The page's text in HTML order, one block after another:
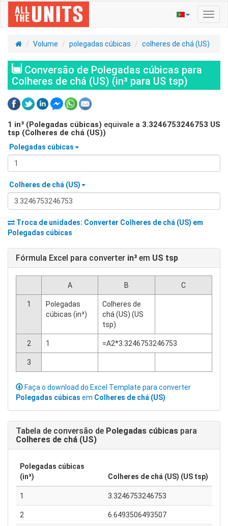
Volume polegadas cúbicas colheres de chá (US)
Conversão de Polegadas cúbicas para
Colheres de chá (US) (in³ para US tsp)
1 in³ (Polegadas cúbicas) equivale a 3.3246753246753 US
tsp (Colheres de chá (US))
Polegadas cúbicas
Colheres de chá (US)
Troca de unidades: Converter Colheres de chá (US) em
Polegadas cúbicas
Fórmula Excel para converter in³ em US tsp
A B C
1
Polegadas
cúbicas (in³)
Colheres de
chá (US) (US
tsp)
2 1 =A2*3.3246753246753
3
Faça o download do Excel Template para converter
Polegadas cúbicas em Colheres de chá (US)
Tabela de conversão de Polegadas cúbicas para
Colheres de chá (US)
Polegadas cúbicas
(in³)
Colheres de chá (US) (US tsp)
1 3.3246753246753
2 6.6493506493507